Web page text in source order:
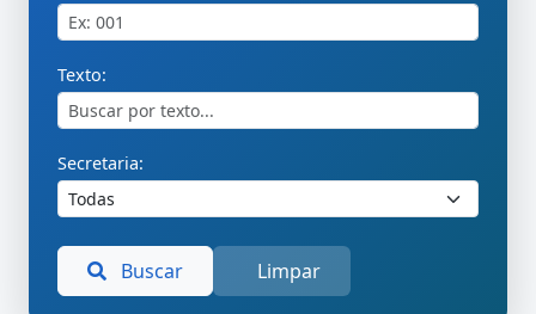
Texto:
Secretaria:
Buscar Limpar